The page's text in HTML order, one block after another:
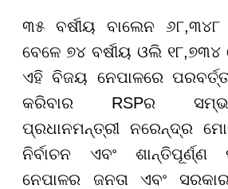
୩୫ ବର୍ଷୀୟ ବାଲେନ
ବେଳେ ୭୪ ବର୍ଷୀୟ ଓଲି
ଏହି ବିଜୟ ନେପାଳରେ
କରିବାର RSPର
ପ୍ରଧାନମନ୍ତ୍ରୀ ନରେନ୍ଦ୍ର
ନିର୍ବାଚନ ଏବଂ ଶାନ୍ତିପୂର୍ଣ୍ଣ
ନେପାଳର ଜନତା ଏବଂ